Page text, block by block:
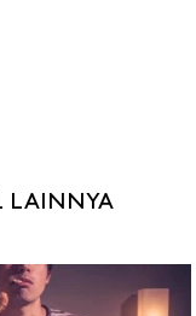
LAINNYA